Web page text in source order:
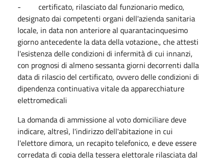
- certificato, rilasciato dal funzionario medico,
designato dai competenti organi dell'azienda sanitaria
locale, in data non anteriore al quarantacinquesimo
giorno antecedente la data della votazione., che attesti
l'esistenza delle condizioni di infermità di cui innanzi,
con prognosi di almeno sessanta giorni decorrenti dalla
data di rilascio del certificato, ovvero delle condizioni di
dipendenza continuativa vitale da apparecchiature
elettromedicali
La domanda di ammissione al voto domiciliare deve
indicare, altresì, l'indirizzo dell'abitazione in cui
l'elettore dimora, un recapito telefonico, e deve essere
corredata di copia della tessera elettorale rilasciata dal